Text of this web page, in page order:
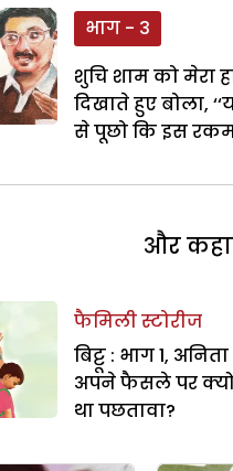
भाग - 3
शुचि शाम को
दिखाते हुए बोला,
से पूछो कि इस रकम
और
फैमिली स्टोरीज
बिट्टू : भाग 1,
अपने फैसले पर क्यों
था पछतावा?